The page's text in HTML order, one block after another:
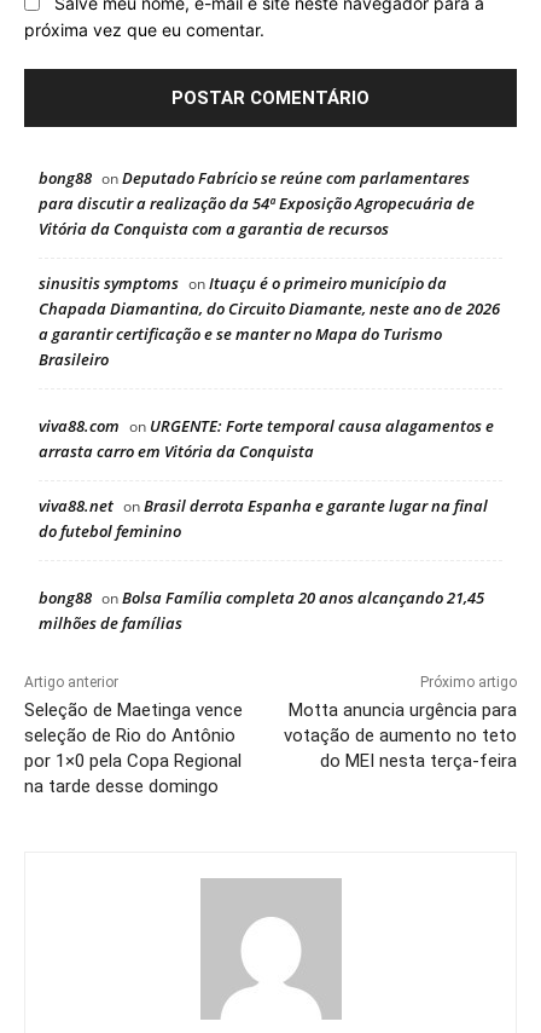
próxima vez que eu comentar.
bong88 onDeputado Fabrício se reúne com parlamentares
para discutir a realização da 54ª Exposição Agropecuária de
Vitória da Conquista com a garantia de recursos
sinusitis symptoms onItuaçu é o primeiro município da
Chapada Diamantina, do Circuito Diamante, neste ano de 2026
a garantir certificação e se manter no Mapa do Turismo
Brasileiro
viva88.com on URGENTE: Forte temporal causa alagamentos e
arrasta carro em Vitória da Conquista
viva88.net onBrasil derrota Espanha e garante lugar na final
do futebol feminino
bong88 onBolsa Família completa 20 anos alcançando 21,45
milhões de famílias
Artigo anterior
Seleção de Maetinga vence
seleção de Rio do Antônio
por 1×0 pela Copa Regional
na tarde desse domingo
Próximo artigo
Motta anuncia urgência para
votação de aumento no teto
do MEI nesta terça-feira